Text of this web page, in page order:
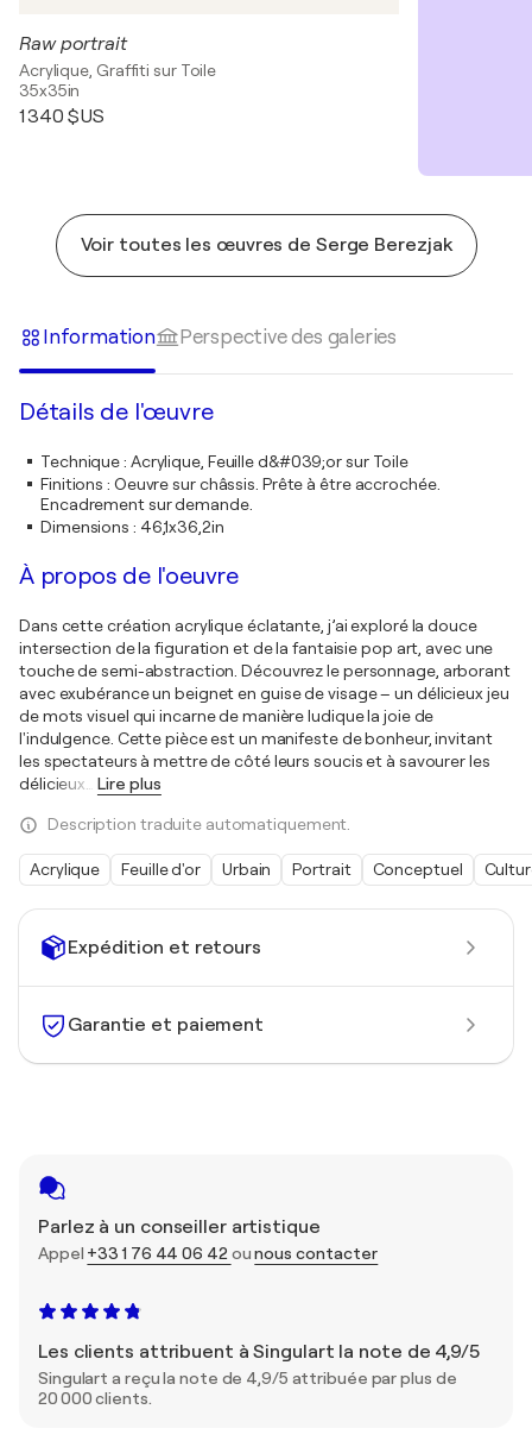
Expédition et retours
Garantie et paiement
Parlez à un conseiller artistique
Appel +33 1 76 44 06 42 ounous contacter
Les clients attribuent à Singulart la note de 4,9/5
Singulart a reçu la note de 4,9/5 attribuée par plus de
20 000 clients.
Raw portrait
Acrylique, Graffiti sur Toile
35x35in
1 340 $US
Voir toutes les œuvres de Serge Berezjak
Information Perspective des galeries
Détails de l'œuvre
Technique: Acrylique, Feuille d&#039;or sur Toile
Finitions : Oeuvre sur châssis. Prête à être accrochée.
Encadrement sur demande.
Dimensions : 46,1x36,2in
À propos de l'oeuvre
Dans cette création acrylique éclatante, j’ai exploré la douce
intersection de la figuration et de la fantaisie pop art, avec une
touche de semi-abstraction. Découvrez le personnage, arborant
avec exubérance un beignet en guise de visage – un délicieux jeu
de mots visuel qui incarne de manière ludique la joie de
l'indulgence. Cette pièce est un manifeste de bonheur, invitant
les spectateurs à mettre de côté leurs soucis et à savourer les
délicieux
Lire plus
Description traduite automatiquement.
Acrylique Feuille d'or Urbain Portrait Conceptuel